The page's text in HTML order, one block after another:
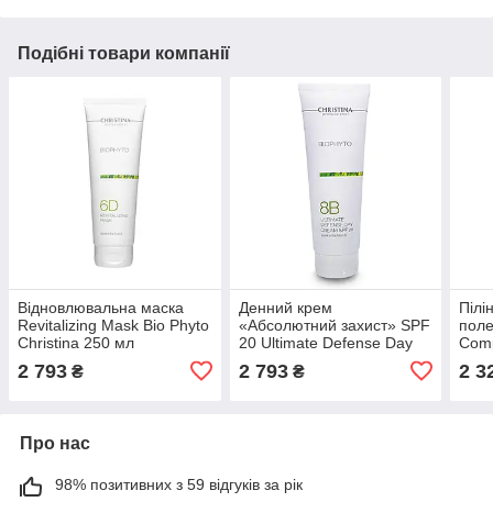
Подібні товари компанії
Відновлювальна маска
Revitalizing Mask Bio Phyto
Christina 250 мл
2 793 ₴
Денний крем
«Абсолютний захист» SPF
20 Ultimate Defense Day
Cream Bio Phyto Christina
250 мл
2 793₴ 2
Про нас
98% позитивних з 59 відгуків за рік